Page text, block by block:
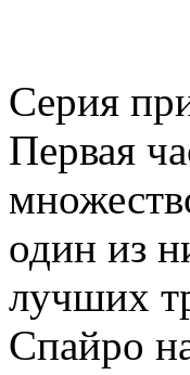
Серия
Первая
один из
лучших
Спайро